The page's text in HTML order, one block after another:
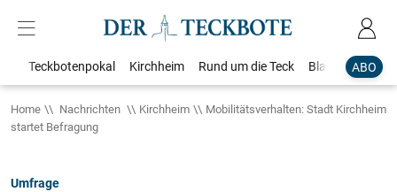
ABO
Teckbotenpokal Kirchheim Rund um die Teck Blaulicht
Home Nachrichten Kirchheim
Mobilitätsverhalten: Stadt Kirchheim
startet Befragung
Umfrage